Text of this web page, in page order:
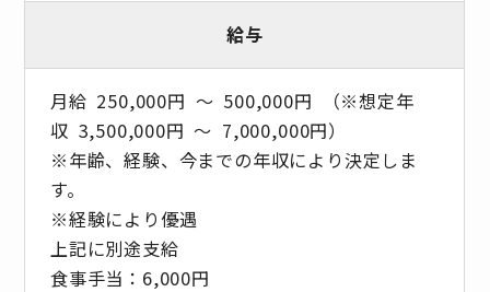
給与
月給 250,000円 ～ 500,000円 （※想定年
収 3,500,000円 ～ 7,000,000円）
※年齢、経験、今までの年収により決定しま
す。
※経験により優遇
上記に別途支給
食事手当：6,000円